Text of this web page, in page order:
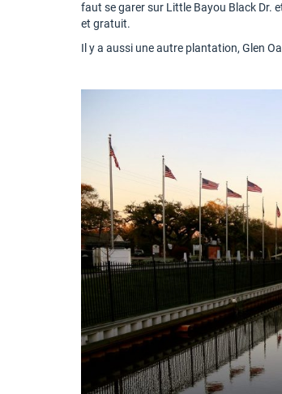
faut se garer sur Little Bayou Black Dr.
et gratuit.
Il y a aussi une autre plantation, Glen